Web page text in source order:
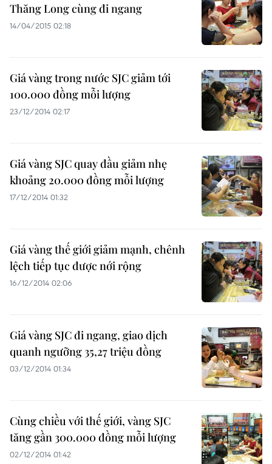
Thăng Long cùng đi ngang
14/04/2015 02:18
Giá vàng trong nước SJC giảm tới
100.000 đồng mỗi lượng
23/12/2014 02:17
Giá vàng SJC quay đầu giảm nhẹ
khoảng 20.000 đồng mỗi lượng
17/12/2014 01:32
Giá vàng thế giới giảm mạnh, chênh
lệch tiếp tục được nới rộng
16/12/2014 02:06
Giá vàng SJC đi ngang, giao dịch
quanh ngưỡng 35,27 triệu đồng
03/12/2014 01:34
Cùng chiều với thế giới, vàng SJC
tăng gần 300.000 đồng mỗi lượng
02/12/2014 01:42